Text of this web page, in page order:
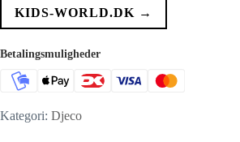
KIDS-WORLD.DK →
Betalingsmuligheder
Kategori: Djeco